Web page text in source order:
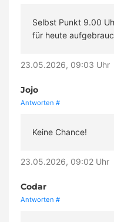
Selbst Punkt 9.00
für heute
23.05.2026, 09:03 Uhr
Jojo
Antworten #
Keine Chance!
23.05.2026, 09:02 Uhr
Codar
Antworten #